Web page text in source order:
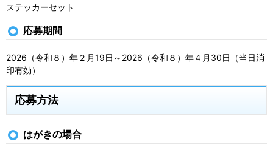
ステッカーセット
応募期間
2026（令和８）年２月19日～2026（令和８）年４月30日（当日消
印有効）
応募方法
はがきの場合